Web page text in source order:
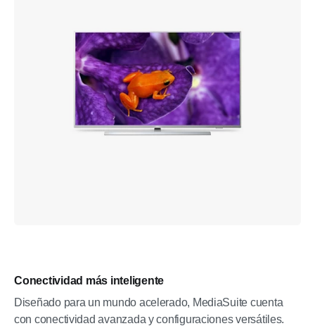
Conectividad más inteligente
Diseñado para un mundo acelerado, MediaSuite cuenta
con conectividad avanzada y configuraciones versátiles.